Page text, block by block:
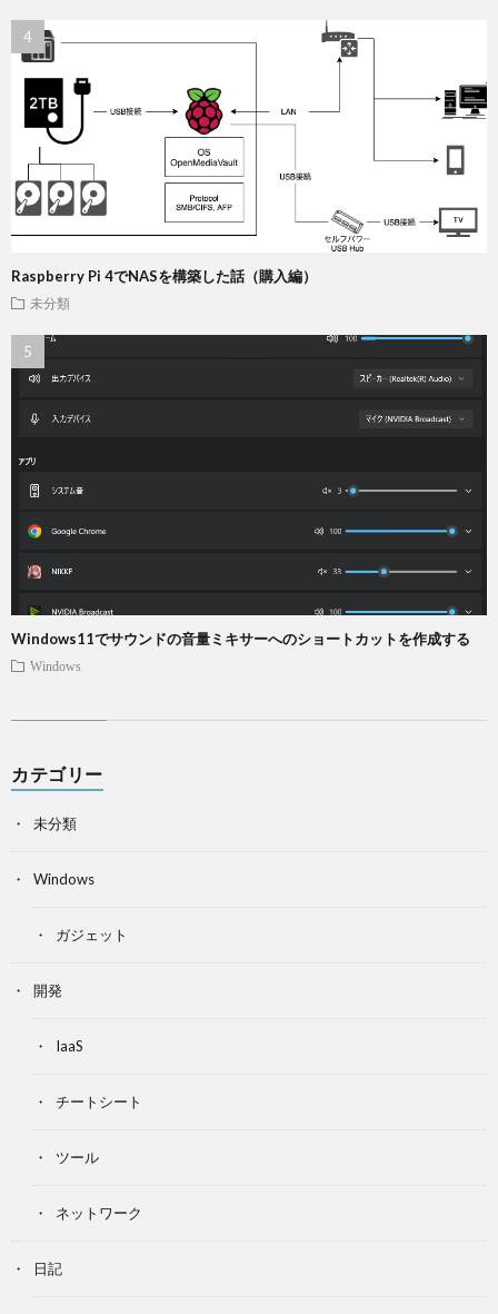
Raspberry Pi 4でNASを構築した話（購入編）
未分類
Windows11でサウンドの音量ミキサーへのショートカットを作成する
Windows
カテゴリー
未分類
Windows
ガジェット
開発
IaaS
チートシート
ツール
ネットワーク
日記